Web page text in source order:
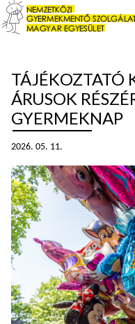
TÁJÉKOZTATÓ
ÁRUSOK
GYERMEKNAP
2026. 05. 11.